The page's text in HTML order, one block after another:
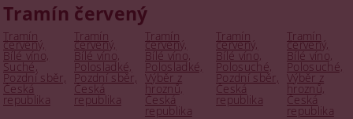
Tramín červený
Tramín
červený,
Bílé víno,
Suché,
Pozdní sběr,
Česká
republika
Tramín
červený,
Bílé víno,
Polosladké,
Pozdní sběr,
Česká
republika
Tramín
červený,
Bílé víno,
Polosladké,
Výběr z
hroznů,
Česká
republika
Tramín
červený,
Bílé víno,
Polosuché,
Pozdní sběr,
Česká
republika
Tramín
červený,
Bílé víno,
Polosuché,
Výběr z
hroznů,
Česká
republika